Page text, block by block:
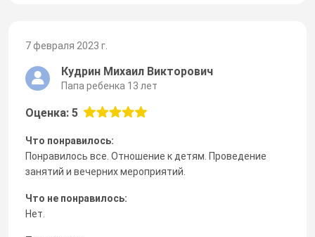
7 февраля 2023 г.
Кудрин Михаил Викторович
Папа ребенка 13 лет
Оценка: 5
Что понравилось:
Понравилось все. Отношение к детям. Проведение
занятий и вечерних мероприятий.
Что не понравилось:
Нет.